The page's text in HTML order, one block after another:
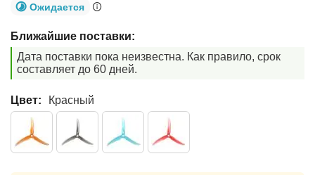
Ожидается
Ближайшие поставки:
Дата поставки пока неизвестна. Как правило, срок
составляет до 60 дней.
Цвет: Красный